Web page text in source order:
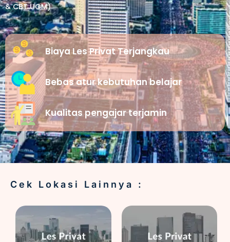
& CBT UGM)
Biaya Les Privat Terjangkau
Bebas atur kebutuhan belajar
Kualitas pengajar terjamin
Cek Lokasi Lainnya :